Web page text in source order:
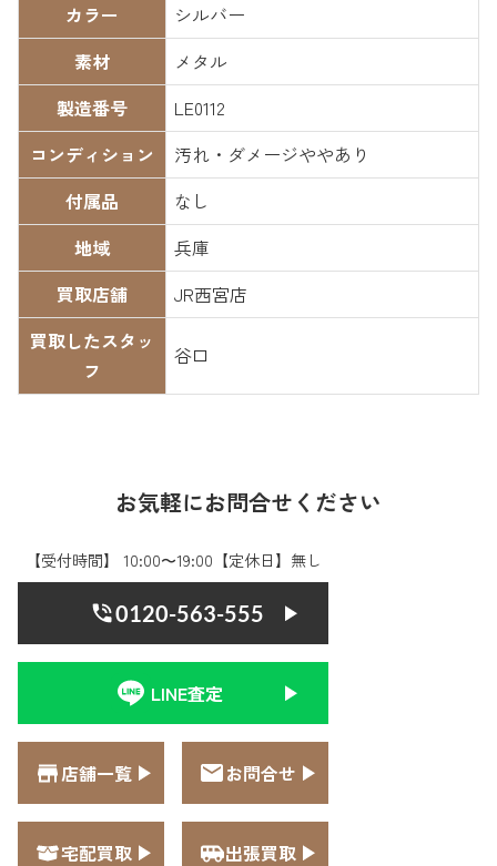
カラー
シルバー
素材
メタル
製造番号
LE0112
コンディション
汚れ・ダメージややあり
付属品
なし
地域
兵庫
買取店舗
JR西宮店
買取したスタッ
フ
谷口
お気軽にお問合せください
【受付時間】 10:00〜19:00【定休日】無し
0120-563-555
LINE査定
店舗一覧 お問合せ
宅配買取 出張買取